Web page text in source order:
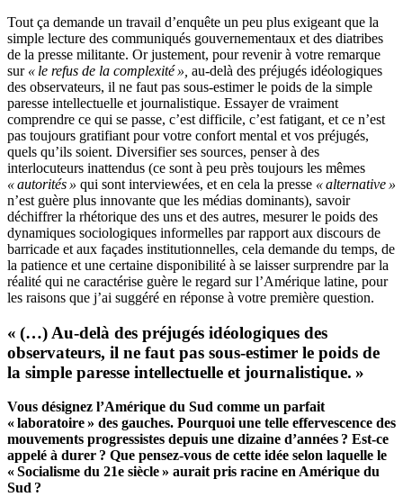
Tout ça demande un travail d’enquête un peu plus exigeant que la
simple lecture des communiqués gouvernementaux et des diatribes
de la presse militante. Or justement, pour revenir à votre remarque
sur« le refus de la complexité », au-delà des préjugés idéologiques
des observateurs, il ne faut pas sous-estimer le poids de la simple
paresse intellectuelle et journalistique. Essayer de vraiment
comprendre ce qui se passe, c’est difficile, c’est fatigant, et ce n’est
pas toujours gratifiant pour votre confort mental et vos préjugés,
quels qu’ils soient. Diversifier ses sources, penser à des
interlocuteurs inattendus (ce sont à peu près toujours les mêmes
« autorités » qui sont interviewées, et en cela la presse « alternative »
n’est guère plus innovante que les médias dominants), savoir
déchiffrer la rhétorique des uns et des autres, mesurer le poids des
dynamiques sociologiques informelles par rapport aux discours de
barricade et aux façades institutionnelles, cela demande du temps, de
la patience et une certaine disponibilité à se laisser surprendre par la
réalité qui ne caractérise guère le regard sur l’Amérique latine, pour
les raisons que j’ai suggéré en réponse à votre première question.
« (…) Au-delà des préjugés idéologiques des
observateurs, il ne faut pas sous-estimer le poids de
la simple paresse intellectuelle et journalistique. »
Vous désignez l’Amérique du Sud comme un parfait
« laboratoire » des gauches. Pourquoi une telle effervescence des
mouvements progressistes depuis une dizaine d’années ? Est-ce
appelé à durer ? Que pensez-vous de cette idée selon laquelle le
« Socialisme du 21e siècle » aurait pris racine en Amérique du
Sud ?